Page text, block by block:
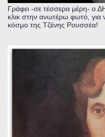
Γράφει -σε τέσσερα μέρη-
κλικ στην ανωτέρω φωτό, για
κόσμο της Τζένης Ρουσσέα!